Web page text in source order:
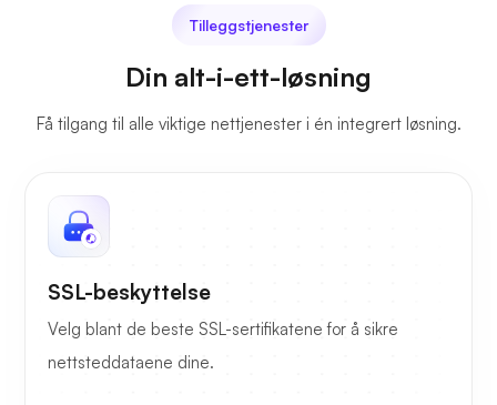
Tilleggstjenester
Din alt-i-ett-løsning
Få tilgang til alle viktige nettjenester i én integrert løsning.
SSL-beskyttelse
Velg blant de beste SSL-sertifikatene for å sikre
nettsteddataene dine.